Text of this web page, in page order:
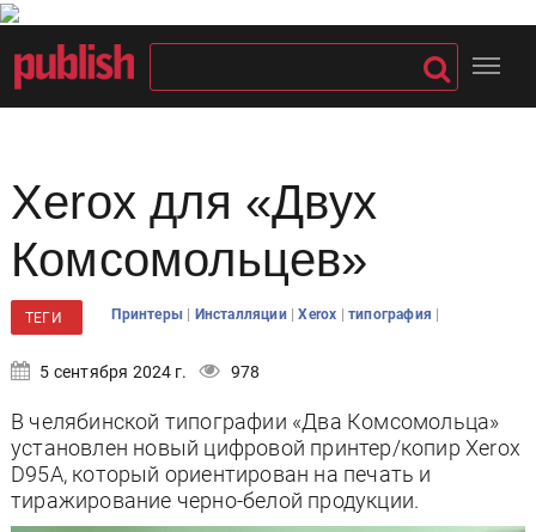
Xerox для «Двух
Комсомольцев»
ТЕГИ Принтеры | Инсталляции |Xerox |типография |
5 сентября 2024 г. 978
В челябинской типографии «Два Комсомольца»
установлен новый цифровой принтер/копир Xerox
D95A, который ориентирован на печать и
тиражирование черно-белой продукции.